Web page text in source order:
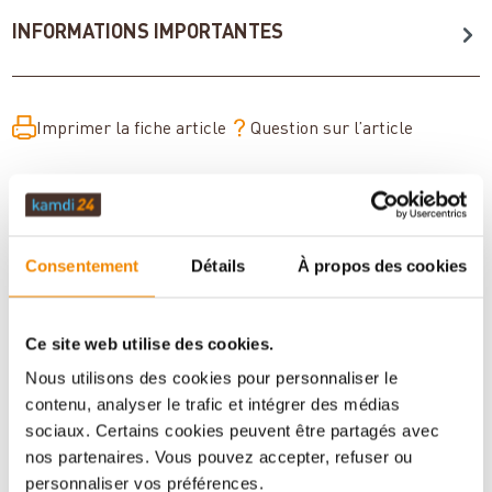
Consentement Détails À propos des cookies
Ce site web utilise des cookies.
Nous utilisons des cookies pour personnaliser le
contenu, analyser le trafic et intégrer des médias
sociaux. Certains cookies peuvent être partagés avec
nos partenaires. Vous pouvez accepter, refuser ou
personnaliser vos préférences.
INFORMATIONS IMPORTANTES
Imprimer la fiche article Question sur l’article
Votre conseiller en matière de poêles
et de cheminées: